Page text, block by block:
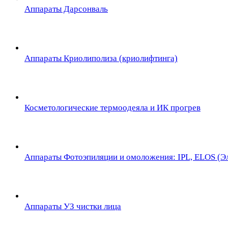
Аппараты Дарсонваль
Аппараты Криолиполиза (криолифтинга)
Косметологические термоодеяла и ИК прогрев
Аппараты Фотоэпиляции и омоложения: IPL, ELOS
Аппараты УЗ чистки лица